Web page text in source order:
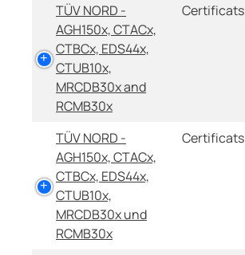
TÜV NORD -
AGH150x, CTACx,
CTBCx, EDS44x,
CTUB10x,
MRCDB30x and
RCMB30x
Certificats
TÜV NORD -
AGH150x, CTACx,
CTBCx, EDS44x,
CTUB10x,
MRCDB30x und
RCMB30x
Certificats